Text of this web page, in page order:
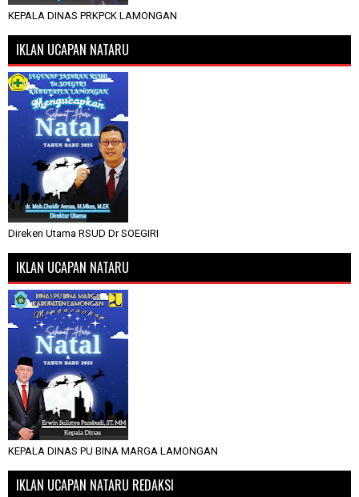
KEPALA DINAS PRKPCK LAMONGAN
IKLAN UCAPAN NATARU
Direken Utama RSUD Dr SOEGIRI
IKLAN UCAPAN NATARU
KEPALA DINAS PU BINA MARGA LAMONGAN
IKLAN UCAPAN NATARU REDAKSI